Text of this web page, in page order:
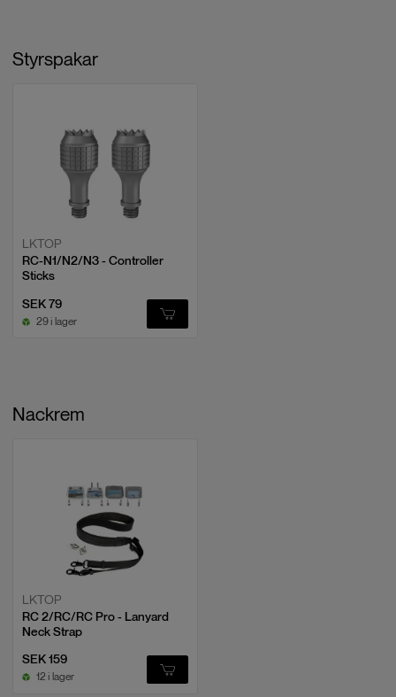
Styrspakar
LKTOP
RC-N1/N2/N3 - Controller
Sticks
SEK 79
29 i lager
Nackrem
LKTOP
RC 2/RC/RC Pro - Lanyard
Neck Strap
SEK 159
12 i lager